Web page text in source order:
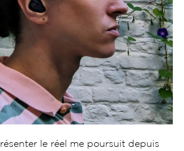
le réel me poursuit depuis